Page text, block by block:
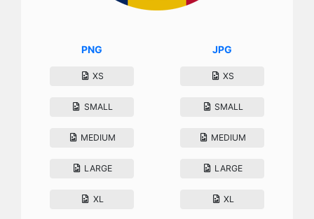
PNG
XS
SMALL
MEDIUM
LARGE
XL
JPG
XS
SMALL
MEDIUM
LARGE
XL